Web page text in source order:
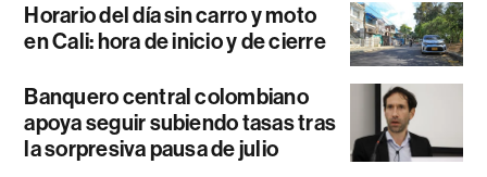
Horario del día sin carro y moto
en Cali: hora de inicio y de cierre
Banquero central colombiano
apoya seguir subiendo tasas tras
la sorpresiva pausa de julio